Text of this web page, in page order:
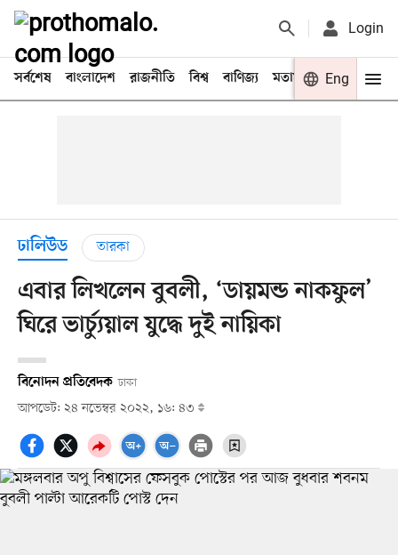
Login
সর্বশেষ বাংলাদেশ রাজনীতি বিশ্ব বাণিজ্য মতামত খেলা
Eng
ঢালিউড তারকা
এবার লিখলেন বুবলী, ‘ডায়মন্ড নাকফুল’
ঘিরে ভার্চ্যুয়াল যুদ্ধে দুই নায়িকা
বিনোদন প্রতিবেদক ঢাকা
আপডেট: ২৪ নভেম্বর ২০২২, ১৬: ৪৩